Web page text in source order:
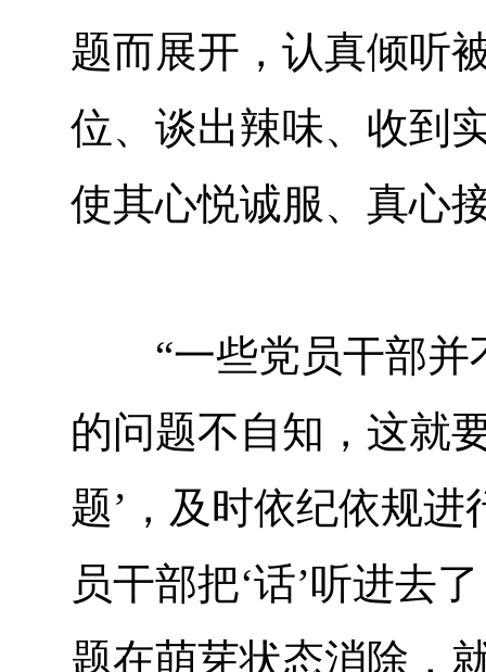
题而展开，认真倾听
位、谈出辣味、收到
使其心悦诚服、真心
“一些党员干部并
的问题不自知，这就
题’，及时依纪依规
员干部把‘话’听进去
题在萌芽状态消除，